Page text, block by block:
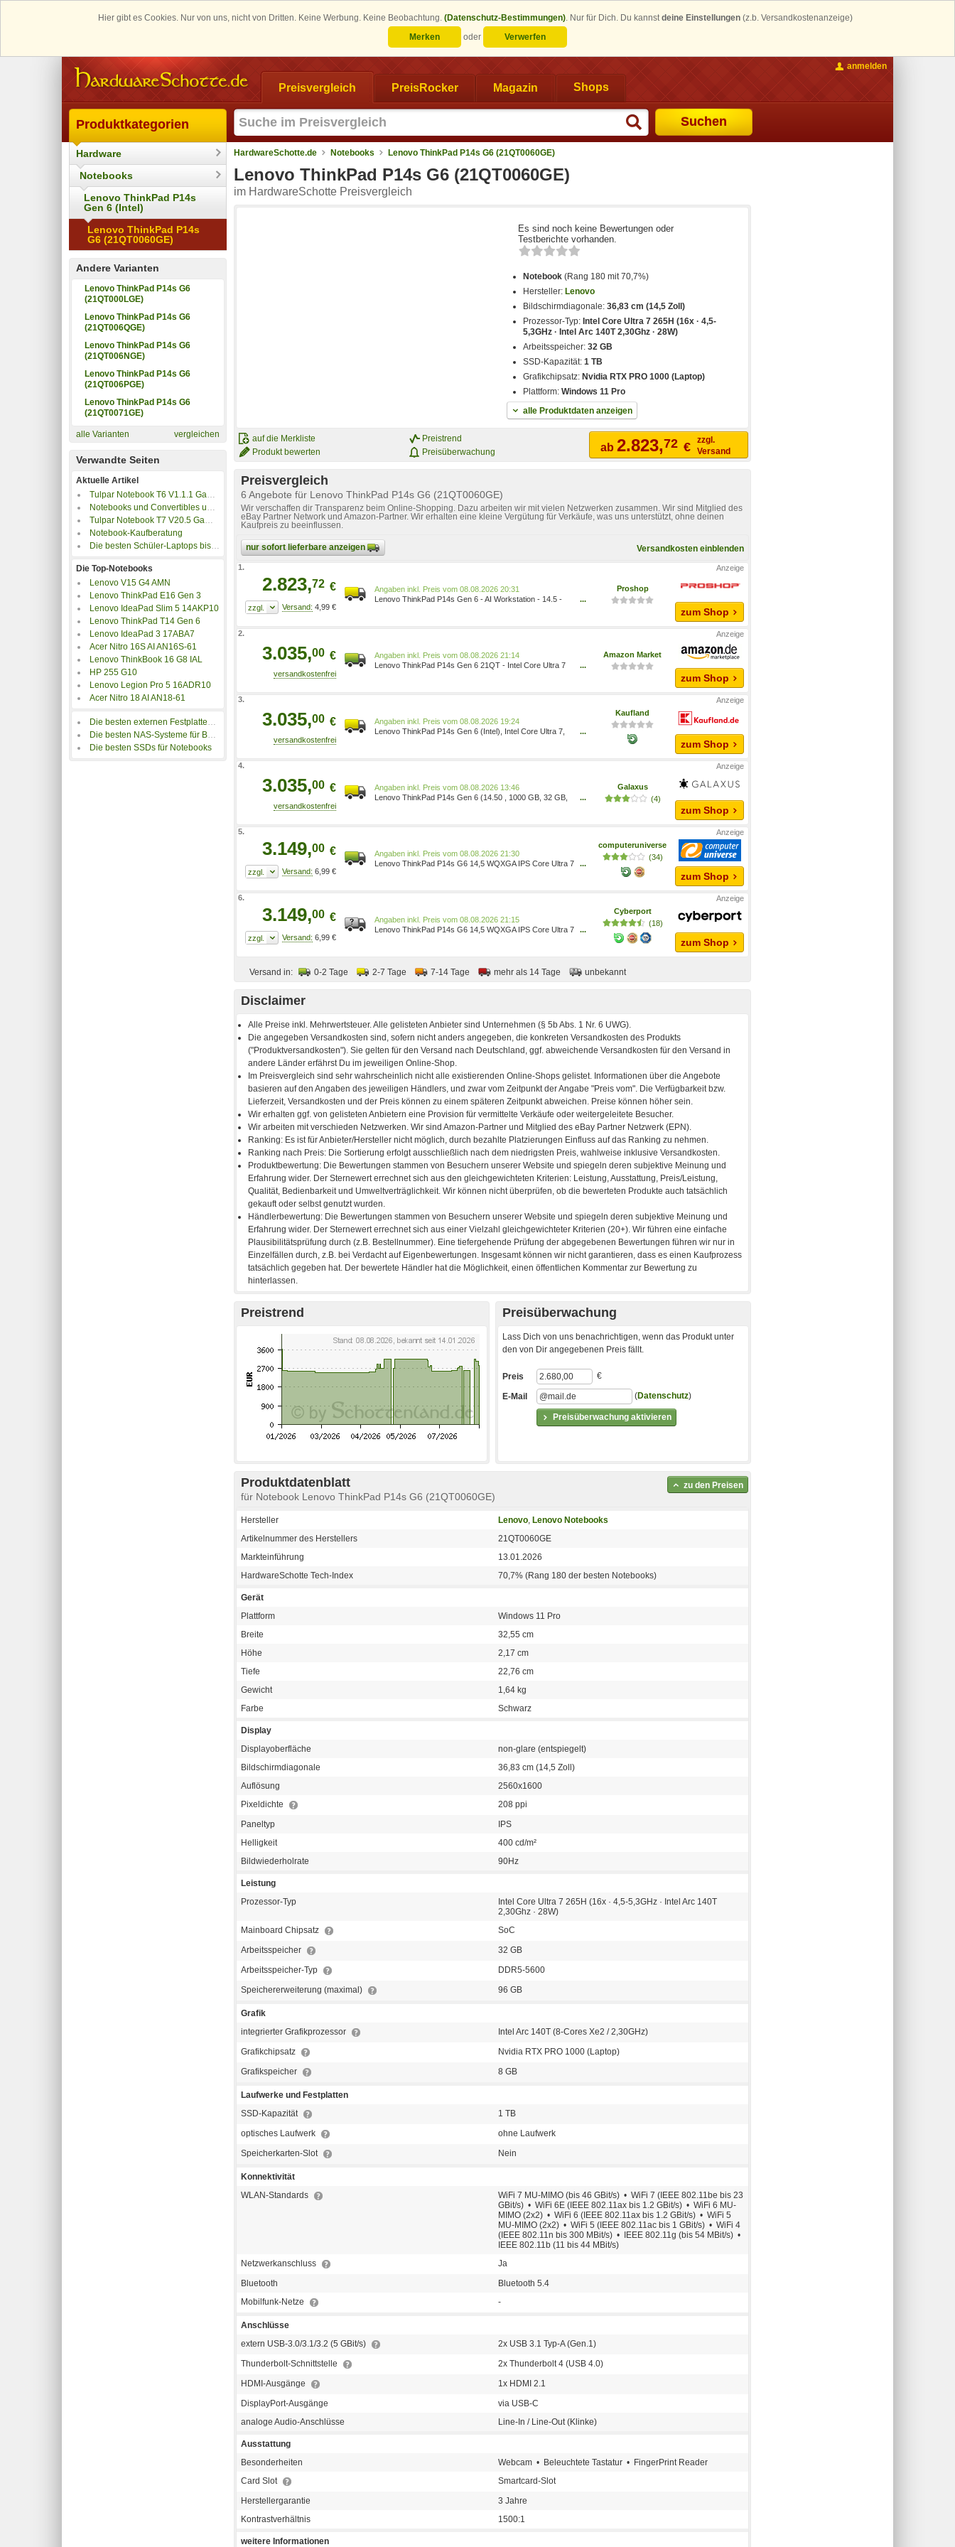
Hier gibt es Cookies. Nur von uns, nicht von Dritten. Keine Werbung. Keine Beobachtung. (Datenschutz-Bestimmungen). Nur für Dich. Du kannstdeine Einstellungen (z.b. Versandkostenanzeige)
Merken
oder Verwerfen
Preisvergleich PreisRocker Magazin Shops
Suchen
anmelden
Produktkategorien
Hardware
Notebooks
Lenovo ThinkPad P14s
Gen 6 (Intel)
Lenovo ThinkPad P14s
G6 (21QT0060GE)
Andere Varianten
Lenovo ThinkPad P14s G6
(21QT000LGE)
Lenovo ThinkPad P14s G6
(21QT006QGE)
Lenovo ThinkPad P14s G6
(21QT006NGE)
Lenovo ThinkPad P14s G6
(21QT006PGE)
Lenovo ThinkPad P14s G6
(21QT0071GE)
alle Varianten vergleichen
Verwandte Seiten
Aktuelle Artikel
Tulpar Notebook T6 V1.1.1 Gaming Laptop im Test
Notebooks und Convertibles unter 500 Euro
Tulpar Notebook T7 V20.5 Gaming Laptop im Test
Notebook-Kaufberatung
Die besten Schüler-Laptops bis 350 Euro
Die Top-Notebooks
Lenovo V15 G4 AMN
Lenovo ThinkPad E16 Gen 3
Lenovo IdeaPad Slim 5 14AKP10
Lenovo ThinkPad T14 Gen 6
Lenovo IdeaPad 3 17ABA7
Acer Nitro 16S AI AN16S-61
Lenovo ThinkBook 16 G8 IAL
HP 255 G10
Lenovo Legion Pro 5 16ADR10
Acer Nitro 18 AI AN18-61
Die besten externen Festplatten für Notebooks
Die besten NAS-Systeme für Backups
Die besten SSDs für Notebooks
HardwareSchotte.de Notebooks Lenovo ThinkPad P14s G6 (21QT0060GE)
Lenovo ThinkPad P14s G6 (21QT0060GE)
im HardwareSchotte Preisvergleich
Es sind noch keine Bewertungen oder
Testberichte vorhanden.
Notebook (Rang 180 mit 70,7%)
Hersteller: Lenovo
Bildschirmdiagonale:36,83 cm (14,5 Zoll)
Prozessor-Typ: Intel Core Ultra 7 265H (16x · 4,5-
5,3GHz · Intel Arc 140T 2,30Ghz · 28W)
Arbeitsspeicher:32 GB
SSD-Kapazität:1 TB
Grafikchipsatz: Nvidia RTX PRO 1000 (Laptop)
Plattform:Windows 11 Pro
alle Produktdaten anzeigen
auf die Merkliste
Produkt bewerten
Preistrend
Preisüberwachung
ab 2.823,72 €
zzgl.
Versand
Preisvergleich
6 Angebote für Lenovo ThinkPad P14s G6 (21QT0060GE)
Wir verschaffen dir Transparenz beim Online-Shopping. Dazu arbeiten wir mit vielen Netzwerken zusammen. Wir sind Mitglied des
eBay Partner Network und Amazon-Partner. Wir erhalten eine kleine Vergütung für Verkäufe, was uns unterstützt, ohne deinen
Kaufpreis zu beeinflussen.
nur sofort lieferbare anzeigen Versandkosten einblenden
1.
2.823,72 €
4,99 €
Preis vom 08.08.2026 20:31
Lenovo ThinkPad P14s Gen 6 - AI Workstation - 14.5 -
...
Proshop
zum Shop
2.
3.035,00 €
Preis vom 08.08.2026 21:14
Lenovo ThinkPad P14s Gen 6 21QT - Intel Core Ultra 7
...
Amazon Market
zum Shop
3.
3.035,00 €
Preis vom 08.08.2026 19:24
Lenovo ThinkPad P14s Gen 6 (Intel), Intel Core Ultra 7,
...
Kaufland
zum Shop
4.
3.035,00 €
Preis vom 08.08.2026 13:46
Lenovo ThinkPad P14s Gen 6 (14.50 , 1000 GB, 32 GB,
...
Galaxus
(4)
zum Shop
5.
3.149,00 €
6,99 €
Preis vom 08.08.2026 21:30
Lenovo ThinkPad P14s G6 14,5 WQXGA IPS Core Ultra 7
...
computeruniverse
(34)
zum Shop
6.
3.149,00 €
6,99 €
Preis vom 08.08.2026 21:15
Lenovo ThinkPad P14s G6 14,5 WQXGA IPS Core Ultra 7
...
Cyberport
(18)
zum Shop
Versand in: 0-2 Tage 2-7 Tage 7-14 Tage mehr als 14 Tage unbekannt
Disclaimer
Preistrend Preisüberwachung
Lass Dich von uns benachrichtigen, wenn das Produkt unter
den von Dir angegebenen Preis fällt.
Preisüberwachung aktivieren
Preis €
E-Mail (Datenschutz)
Produktdatenblatt
für Notebook Lenovo ThinkPad P14s G6 (21QT0060GE)
zu den Preisen
Hersteller Lenovo, Lenovo Notebooks
Artikelnummer des Herstellers
21QT0060GE
Markteinführung
13.01.2026
HardwareSchotte Tech-Index
70,7% (Rang 180 der besten Notebooks)
Gerät
Plattform
Windows 11 Pro
Breite
32,55 cm
Höhe
2,17 cm
Tiefe
22,76 cm
Gewicht
1,64 kg
Farbe
Schwarz
Display
Displayoberfläche
non-glare (entspiegelt)
Bildschirmdiagonale
36,83 cm (14,5 Zoll)
Auflösung
2560x1600
Pixeldichte
208 ppi
Paneltyp
IPS
Helligkeit
400 cd/m²
Bildwiederholrate
90Hz
Leistung
Prozessor-Typ
Intel Core Ultra 7 265H (16x · 4,5-5,3GHz · Intel Arc 140T
2,30Ghz · 28W)
Mainboard Chipsatz
SoC
Arbeitsspeicher
32 GB
Arbeitsspeicher-Typ
DDR5-5600
Speichererweiterung (maximal)
96 GB
Grafik
integrierter Grafikprozessor
Intel Arc 140T (8-Cores Xe2 / 2,30GHz)
Grafikchipsatz
Nvidia RTX PRO 1000 (Laptop)
Grafikspeicher
8 GB
Laufwerke und Festplatten
SSD-Kapazität
1 TB
optisches Laufwerk
ohne Laufwerk
Speicherkarten-Slot
Nein
Konnektivität
WLAN-Standards
WiFi 7 MU-MIMO (bis 46 GBit/s) • WiFi 7 (IEEE 802.11be bis 23
GBit/s) • WiFi 6E (IEEE 802.11ax bis 1.2 GBit/s) • WiFi 6 MU-
MIMO (2x2) • WiFi 6 (IEEE 802.11ax bis 1.2 GBit/s) • WiFi 5
MU-MIMO (2x2) • WiFi 5 (IEEE 802.11ac bis 1 GBit/s) • WiFi 4
(IEEE 802.11n bis 300 MBit/s) • IEEE 802.11g (bis 54 MBit/s) •
IEEE 802.11b (11 bis 44 MBit/s)
Netzwerkanschluss
Ja
Bluetooth
Bluetooth 5.4
Mobilfunk-Netze
-
Anschlüsse
extern USB-3.0/3.1/3.2 (5 GBit/s)
2x USB 3.1 Typ-A (Gen.1)
Thunderbolt-Schnittstelle
2x Thunderbolt 4 (USB 4.0)
HDMI-Ausgänge
1x HDMI 2.1
DisplayPort-Ausgänge
via USB-C
analoge Audio-Anschlüsse
Line-In / Line-Out (Klinke)
Ausstattung
Besonderheiten
Webcam • Beleuchtete Tastatur • FingerPrint Reader
Card Slot
Smartcard-Slot
Herstellergarantie
3 Jahre
Kontrastverhältnis
1500:1
weitere Informationen